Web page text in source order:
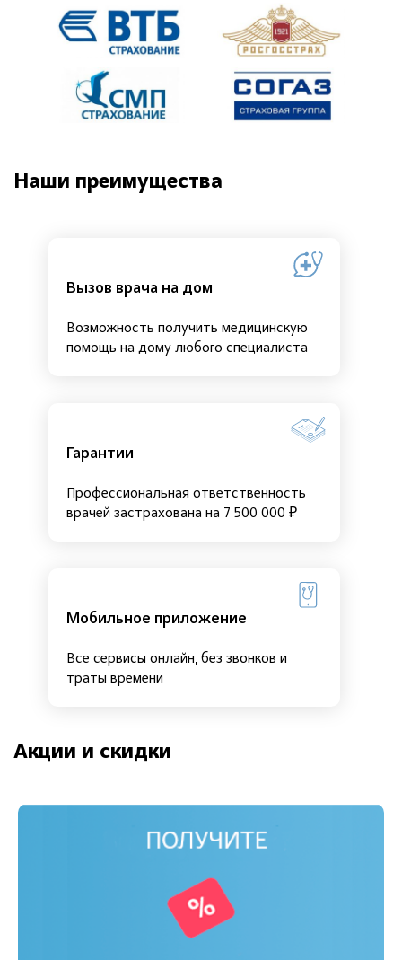
Наши преимущества
Вызов врача на дом
Возможность получить медицинскую
помощь на дому любого специалиста
Гарантии
Профессиональная ответственность
врачей застрахована на 7 500 000 ₽
Мобильное приложение
Все сервисы онлайн, без звонков и
траты времени
Акции и скидки